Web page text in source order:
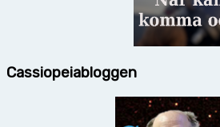
Cassiopeiabloggen